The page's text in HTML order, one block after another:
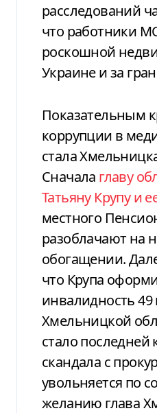
расследований
что работники
роскошной
Украине и за
Показательным
коррупции в
стала
Сначала главу
Татьяну Крупу и
местного
разоблачают на
обогащении.
что Крупа
инвалидность
Хмельницкой
стало последней
скандала с
увольняется по
желанию глава